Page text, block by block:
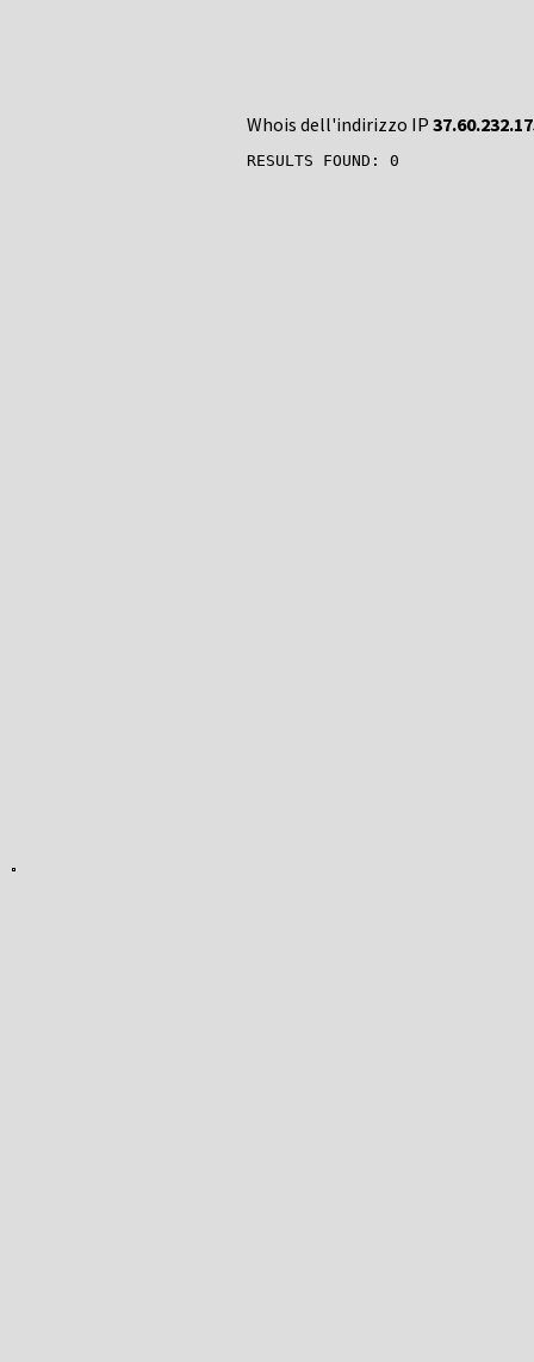
Whois dell'indirizzo IP